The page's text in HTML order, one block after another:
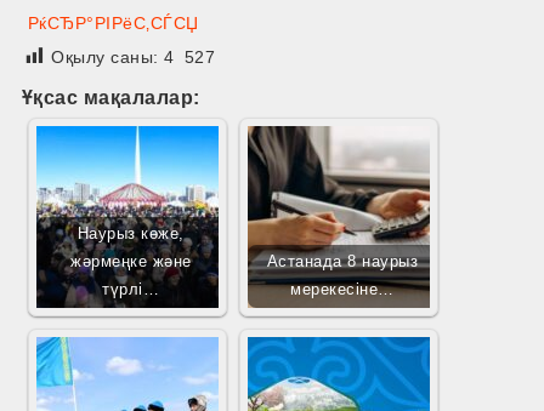
РќСЂР°РІРёС‚СЃСЏ
Оқылу саны:4 527
Ұқсас мақалалар:
Наурыз көже,
жәрмеңке және
түрлі…
Астанада 8 наурыз
мерекесіне…